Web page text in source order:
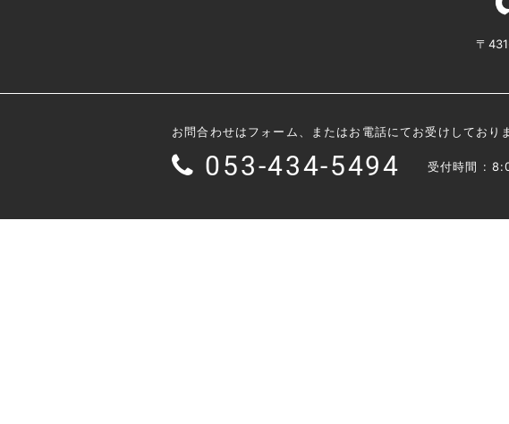
〒
お問合わせはフォーム、またはお電話にてお受けしており
053-434-5494 受付時間 :